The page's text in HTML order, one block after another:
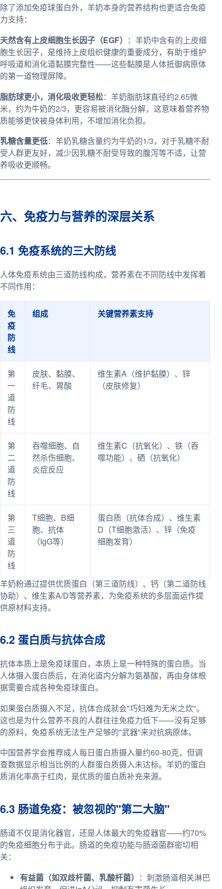
除了添加免疫球蛋白外，羊奶本身的营养结构也更适合免疫
力支持：
天然含有上皮细胞生长因子（EGF） ：羊奶中含有的上皮细
胞生长因子，是维持上皮组织健康的重要成分，有助于维护
呼吸道和消化道黏膜完整性——这些黏膜是人体抵御病原体
的第一道物理屏障。
脂肪球更小，消化吸收更轻松：羊奶脂肪球直径约2.65微
米，约为牛奶的2/3，更容易被消化酶分解，这意味着营养物
质能够更快被身体利用，不增加消化负担。
乳糖含量更低：羊奶乳糖含量约为牛奶的1/3，对于乳糖不耐
受人群更友好，减少因乳糖不耐受导致的腹泻等不适，让营
养吸收更顺畅。
六、免疫力与营养的深层关系
6.1 免疫系统的三大防线
人体免疫系统由三道防线构成，营养素在不同防线中发挥着
不同作用：
免
疫
防
线
组成 关键营养素支持
第
一
道
防
线
皮肤、黏膜、
纤毛、胃酸
维生素A（维护黏膜）、锌
（皮肤修复）
第
二
道
防
线
吞噬细胞、自
然杀伤细胞、
炎症反应
维生素C（抗氧化）、铁（吞
噬功能）、硒（抗氧化）
第
三
道
防
线
T细胞、B细
胞、抗体
（IgG等）
蛋白质（抗体合成）、维生素
D（T细胞激活）、锌（免疫
细胞发育）
羊奶粉通过提供优质蛋白（第三道防线）、钙（第二道防线
协助）、维生素A/D等营养素，为免疫系统的多层面运作提
供原材料支持。
6.2 蛋白质与抗体合成
抗体本质上是免疫球蛋白，本质上是一种特殊的蛋白质。当
人体摄入蛋白质后，在消化道内分解为氨基酸，再由身体根
据需要合成各种免疫球蛋白。
如果蛋白质摄入不足，抗体合成就会"巧妇难为无米之炊"。
这也是为什么营养不良的人群往往免疫力低下——没有足够
的原料，免疫系统无法生产足够的"武器"来对抗病原体。
中国营养学会推荐成人每日蛋白质摄入量约60-80克，但调
查数据显示相当比例的人群蛋白质摄入未达标。羊奶的蛋白
质消化率高于红肉，是优质的蛋白质补充来源。
6.3 肠道免疫：被忽视的"第二大脑"
肠道不仅是消化器官，还是人体最大的免疫器官——约70%
的免疫细胞分布于此。肠道的免疫功能与肠道菌群密切相
关：
有益菌（如双歧杆菌、乳酸杆菌） ：刺激肠道相关淋巴